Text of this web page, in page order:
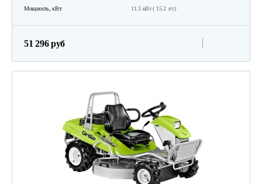
Мощность, кВт:
11.3 кВт ( 15.2 л/с)
51 296 руб